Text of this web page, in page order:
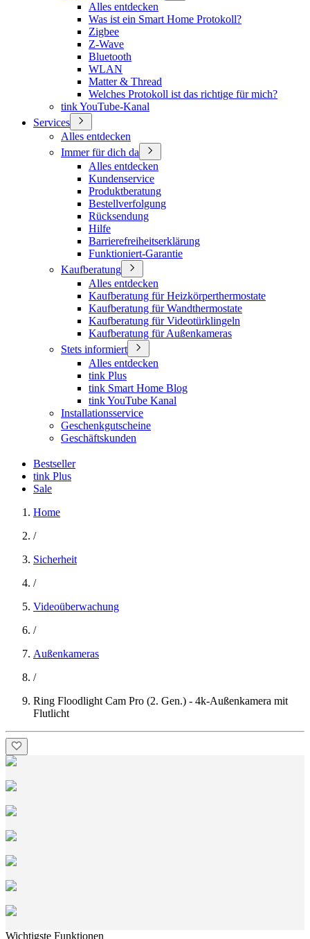
Alles entdecken
Was ist ein Smart Home Protokoll?
Zigbee
Z-Wave
Bluetooth
WLAN
Matter & Thread
Welches Protokoll ist das richtige für mich?
tink YouTube-Kanal
Services
Alles entdecken
Immer für dich da
Alles entdecken
Kundenservice
Produktberatung
Bestellverfolgung
Rücksendung
Hilfe
Barrierefreiheitserklärung
Funktioniert-Garantie
Kaufberatung
Alles entdecken
Kaufberatung für Heizkörperthermostate
Kaufberatung für Wandthermostate
Kaufberatung für Videotürklingeln
Kaufberatung für Außenkameras
Stets informiert
Alles entdecken
tink Plus
tink Smart Home Blog
tink YouTube Kanal
Installationsservice
Geschenkgutscheine
Geschäftskunden
Bestseller
tink Plus
Sale
Home
/
Sicherheit
/
Videoüberwachung
/
Außenkameras
/
Ring Floodlight Cam Pro (2. Gen.) - 4k-Außenkamera mit
Flutlicht
Wichtigste Funktionen